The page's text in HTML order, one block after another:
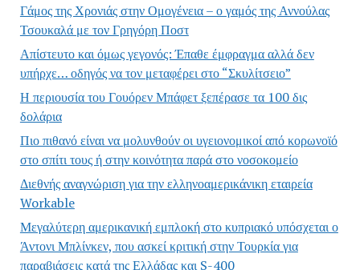
Γάμος της Χρονιάς στην Ομογένεια – ο γαμός της Αννούλας
Τσουκαλά με τον Γρηγόρη Ποστ
Απίστευτο και όμως γεγονός: Έπαθε έμφραγμα αλλά δεν
υπήρχε… οδηγός να τον μεταφέρει στο “Σκυλίτσειο”
Η περιουσία του Γουόρεν Μπάφετ ξεπέρασε τα 100 δις
δολάρια
Πιο πιθανό είναι να μολυνθούν οι υγειονομικοί από κορωνοϊό
στο σπίτι τους ή στην κοινότητα παρά στο νοσοκομείο
Διεθνής αναγνώριση για την ελληνοαμερικάνικη εταιρεία
Workable
Μεγαλύτερη αμερικανική εμπλοκή στο κυπριακό υπόσχεται ο
Άντονι Μπλίνκεν, που ασκεί κριτική στην Τουρκία για
παραβιάσεις κατά της Ελλάδας και S-400